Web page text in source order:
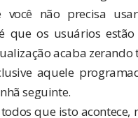
você não precisa
que os usuários
acaba zerando
aquele
seguinte.
que isto acontece,